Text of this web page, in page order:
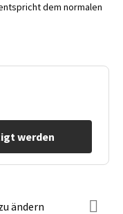
werden
dem normalen
ändern